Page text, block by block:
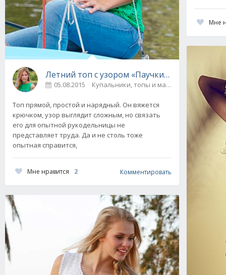
Летний топ с узором «Паучки» от
05.08.2015 Купальники, топы и майки
Топ прямой, простой и нарядный. Он вяжется
крючком, узор выглядит сложным, но связать
его для опытной рукодельницы не
представляет труда. Да и не столь тоже
опытная справится,
Мне нравится 2 Комментировать
Мне